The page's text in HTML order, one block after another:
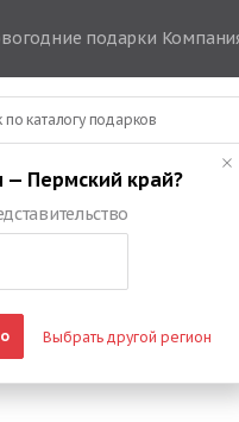
подарки
— Пермский край?
Выбрать другой регион
Каталог упаковки
на Новый